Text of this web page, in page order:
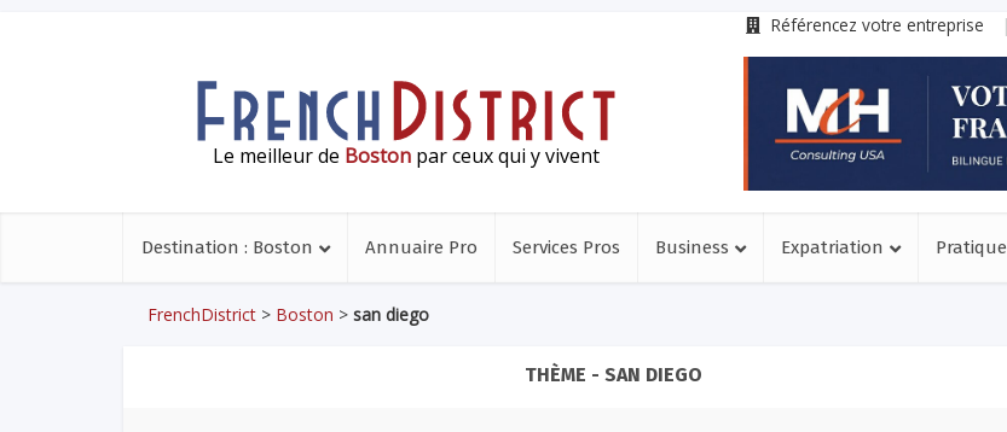
Référencez votre entreprise
Le meilleur de Boston par ceux qui y vivent
Destination : Boston Annuaire Pro Services Pros Business Expatriation Pratique
FrenchDistrict > Boston > san diego
THÈME - SAN DIEGO